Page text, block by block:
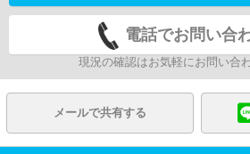
電話でお問い合
現況の確認はお気軽にお問い合
メールで共有する